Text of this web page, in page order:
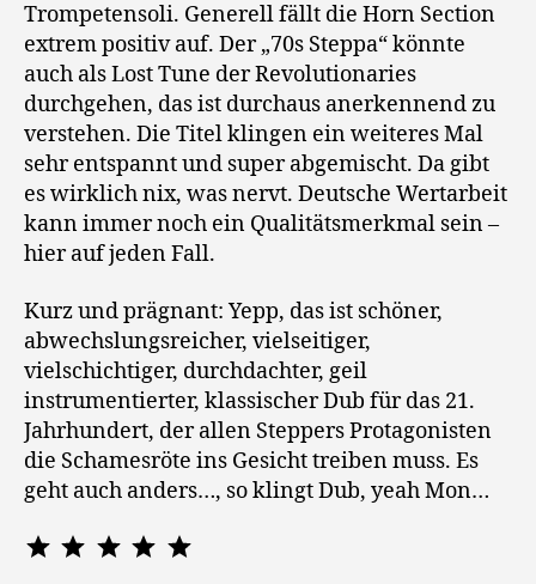
Trompetensoli. Generell fällt die Horn Section
extrem positiv auf. Der „70s Steppa“ könnte
auch als Lost Tune der Revolutionaries
durchgehen, das ist durchaus anerkennend zu
verstehen. Die Titel klingen ein weiteres Mal
sehr entspannt und super abgemischt. Da gibt
es wirklich nix, was nervt. Deutsche Wertarbeit
kann immer noch ein Qualitätsmerkmal sein –
hier auf jeden Fall.
Kurz und prägnant: Yepp, das ist schöner,
abwechslungsreicher, vielseitiger,
vielschichtiger, durchdachter, geil
instrumentierter, klassischer Dub für das 21.
Jahrhundert, der allen Steppers Protagonisten
die Schamesröte ins Gesicht treiben muss. Es
geht auch anders…, so klingt Dub, yeah Mon…
⭐